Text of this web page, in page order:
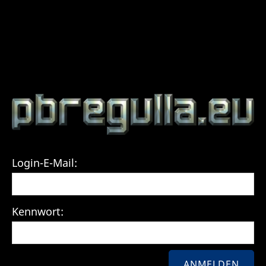
Login-E-Mail:
Kennwort: